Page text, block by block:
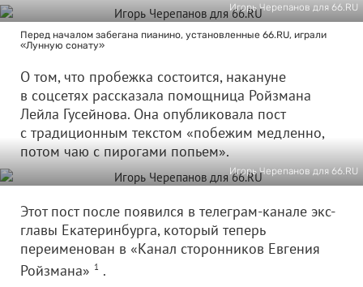
Игорь Черепанов для 66.RU
Перед началом забегана пианино, установленные 66.RU, играли
«Лунную сонату»
О том, что пробежка состоится, накануне
в соцсетях рассказала помощница Ройзмана
Лейла Гусейнова. Она опубликовала пост
с традиционным текстом «побежим медленно,
потом чаю с пирогами попьем».
Игорь Черепанов для 66.RU
Этот пост после появился в телеграм-канале экс-
главы Екатеринбурга, который теперь
переименован в «Канал сторонников Евгения
Ройзмана» 1 .